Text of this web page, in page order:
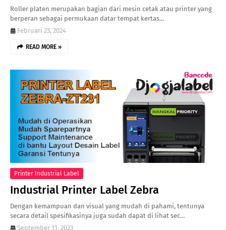
Roller platen merupakan bagian dari mesin cetak atau printer yang
berperan sebagai permukaan datar tempat kertas…
Februari 23, 2024
READ MORE »
Printer Industrial Label
Industrial Printer Label Zebra
Dengan kemampuan dan visual yang mudah di pahami, tentunya
secara detail spesifikasinya juga sudah dapat di lihat sec…
September 11, 2023